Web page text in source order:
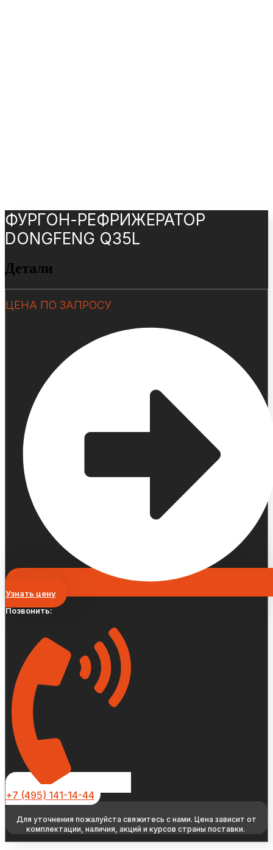
ФУРГОН-РЕФРИЖЕРАТОР
DONGFENG Q35L
Детали
ЦЕНА ПО ЗАПРОСУ
Узнать цену
Позвонить:
+7 (495) 141-14-44
Для уточнения пожалуйста свяжитесь с нами. Цена зависит от
комплектации, наличия, акций и курсов страны поставки.